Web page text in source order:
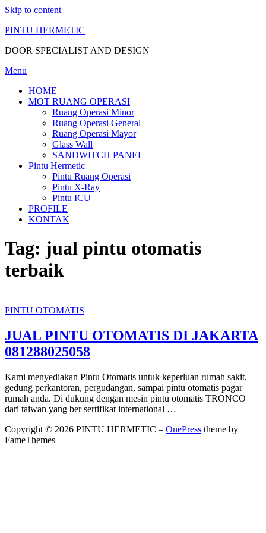
Skip to content
PINTU HERMETIC
DOOR SPECIALIST AND DESIGN
Menu
HOME
MOT RUANG OPERASI
Ruang Operasi Minor
Ruang Operasi General
Ruang Operasi Mayor
Glass Wall
SANDWITCH PANEL
Pintu Hermetic
Pintu Ruang Operasi
Pintu X-Ray
Pintu ICU
PROFILE
KONTAK
Tag: jual pintu otomatis
terbaik
PINTU OTOMATIS
JUAL PINTU OTOMATIS DI JAKARTA
081288025058
Kami menyediakan Pintu Otomatis untuk keperluan rumah sakit,
gedung perkantoran, pergudangan, sampai pintu otomatis pagar
rumah anda. Di dukung dengan mesin pintu otomatis TRONCO
dari taiwan yang ber sertifikat international …
Copyright © 2026 PINTU HERMETIC – OnePress theme by
FameThemes